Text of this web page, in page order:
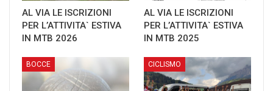
AL VIA LE ISCRIZIONI
PER L’ATTIVITA` ESTIVA
IN MTB 2026
AL VIA LE ISCRIZIONI
PER L’ATTIVITA` ESTIVA
IN MTB 2025
BOCCE CICLISMO